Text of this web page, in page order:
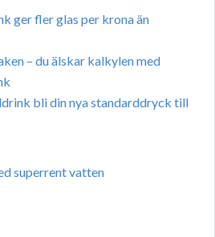
ger fler glas per krona än
– du älskar kalkylen med
bli din nya standarddryck till
superrent vatten